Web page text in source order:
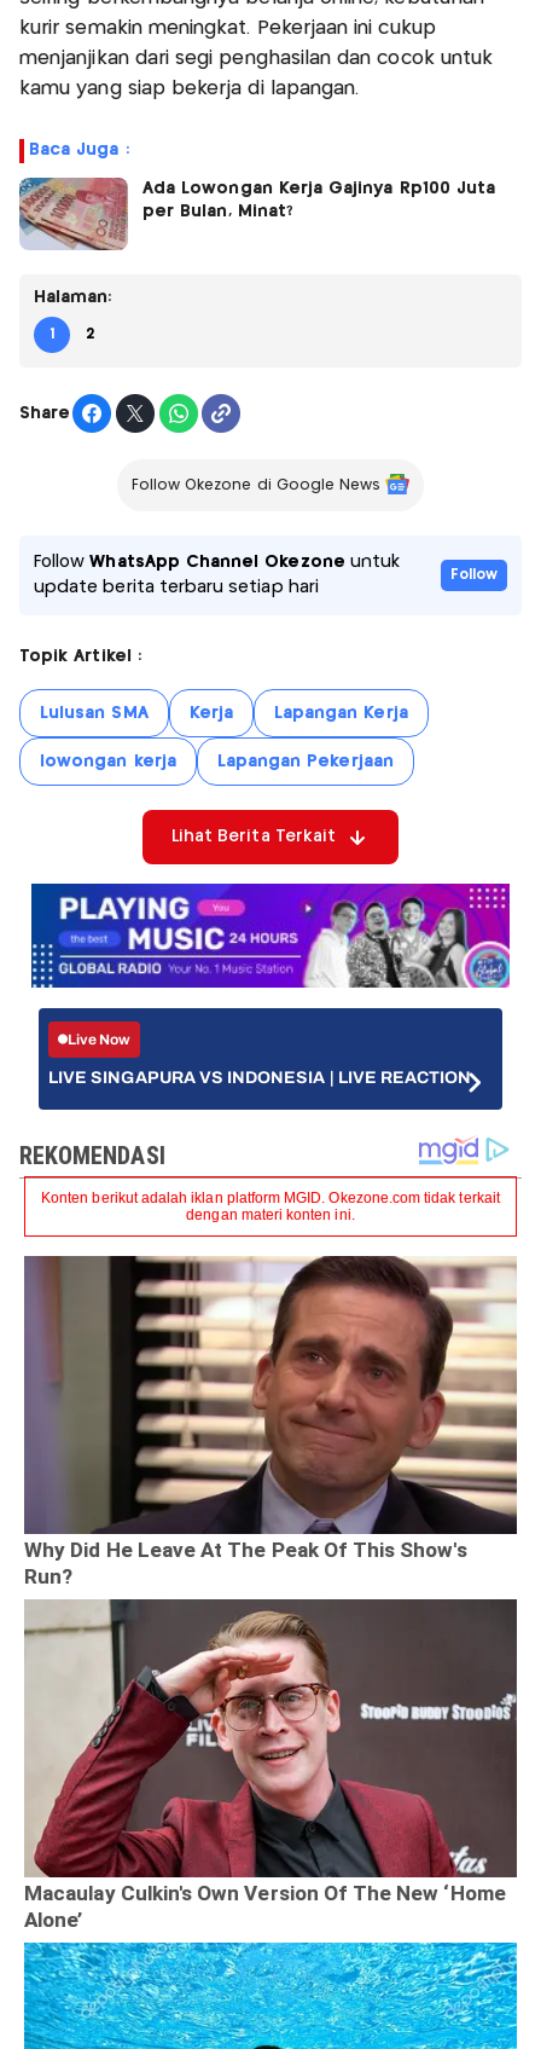
kurir semakin meningkat. Pekerjaan ini cukup
menjanjikan dari segi penghasilan dan cocok untuk
kamu yang siap bekerja di lapangan.
Baca Juga :
Ada Lowongan Kerja Gajinya Rp100 Juta
per Bulan, Minat?
Halaman:
1 2
Share
Follow Okezone di Google News
FollowWhatsApp Channel Okezone untuk
update berita terbaru setiap hari
Follow
Topik Artikel :
Lulusan SMA Kerja Lapangan Kerja
lowongan kerja Lapangan Pekerjaan
Lihat Berita Terkait
Live Now
LIVE SINGAPURA VS INDONESIA | LIVE REACTION